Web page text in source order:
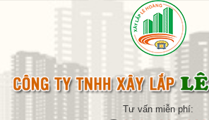
Tư vấn miễn phí: